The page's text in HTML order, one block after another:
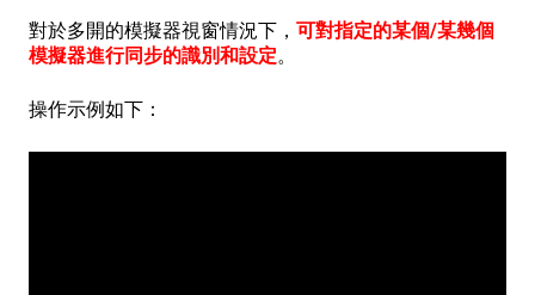
對於多開的模擬器視窗情況下， 可對指定的某個/某幾個
模擬器進行同步的識別和設定。
操作示例如下：